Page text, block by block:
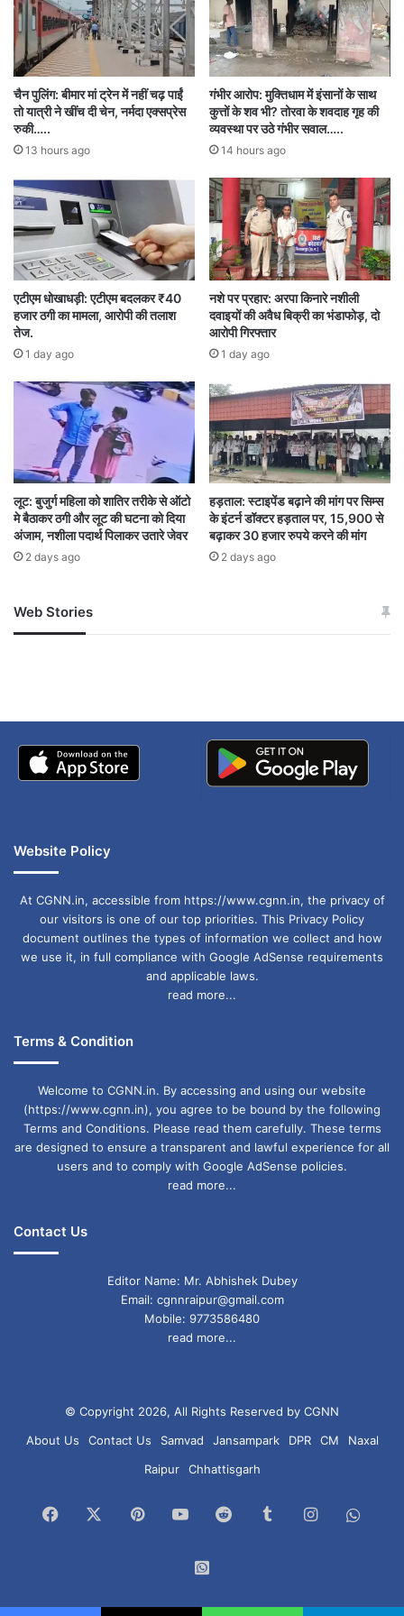
शिकायत में यह भी आरोप लगाया गया है कि सभा के दौरान
हिंदू देवी-देवताओं के खिलाफ आपत्तिजनक बातें कही गईं,
जिससे धार्मिक भावनाएं आहत हुईं। मौके पर बाइबल और
नाश्ते की व्यवस्था भी बताई गई है।
शिकायत के आधार पर सीपत थाना पुलिस ने तीनों आरोपियों
के खिलाफ भारतीय न्याय संहिता (BNS) की धारा 299
तथा छत्तीसगढ़ धर्म स्वातंत्र्य अधिनियम 1968 की धारा 3
और 4 के तहत FIR दर्ज कर ली है।
पुलिस अधिकारियों का कहना है कि मामले की गंभीरता से
जांच की जा रही है। जांच में जो तथ्य सामने आएंगे, उसके
आधार पर आगे की वैधानिक कार्रवाई की जाएगी।
Bilaspur News Bilaspur Police
cg crime news Chhattisgarh news
Conversion Allegation FIR registered
Prayer meeting
Religious Freedom Act
चैन पुलिंग: बीमार मां ट्रेन में नहीं चढ़ पाईं
तो यात्री ने खींच दी चेन, नर्मदा एक्सप्रेस
रुकी…..
13 hours ago
गंभीर आरोप: मुक्तिधाम में इंसानों के साथ
कुत्तों के शव भी? तोरवा के शवदाह गृह की
व्यवस्था पर उठे गंभीर सवाल…..
14 hours ago
एटीएम धोखाधड़ी: एटीएम बदलकर ₹40
हजार ठगी का मामला, आरोपी की तलाश
तेज.
1 day ago
नशे पर प्रहार: अरपा किनारे नशीली
दवाइयों की अवैध बिक्री का भंडाफोड़, दो
आरोपी गिरफ्तार
1 day ago
लूट: बुजुर्ग महिला को शातिर तरीके से ऑटो
मे बैठाकर ठगी और लूट की घटना को दिया
अंजाम, नशीला पदार्थ पिलाकर उतारे जेवर
2 days ago
हड़ताल: स्टाइपेंड बढ़ाने की मांग पर सिम्स
के इंटर्न डॉक्टर हड़ताल पर, 15,900 से
बढ़ाकर 30 हजार रुपये करने की मांग
2 days ago
Web Stories
जम्मू-कश्मीर में बारिश से
अपडेट
खाई में धक्का… आरोपियों ने
Website Policy
At CGNN.in, accessible from https://www.cgnn.in, the privacy of
our visitors is one of our top priorities. This Privacy Policy
document outlines the types of information we collect and how
we use it, in full compliance with Google AdSense requirements
and applicable laws.
read more...
Terms & Condition
Welcome to CGNN.in. By accessing and using our website
(https://www.cgnn.in), you agree to be bound by the following
Terms and Conditions. Please read them carefully. These terms
are designed to ensure a transparent and lawful experience for all
users and to comply with Google AdSense policies.
read more...
Contact Us
Editor Name: Mr. Abhishek Dubey
Email: cgnnraipur@gmail.com
Mobile: 9773586480
read more...
© Copyright 2026, All Rights Reserved by CGNN
About Us
Contact Us Samvad Jansampark DPR CM
Naxal
Raipur
Chhattisgarh
Facebook PinterestYouTubeReddit TumblrInstagram
Group